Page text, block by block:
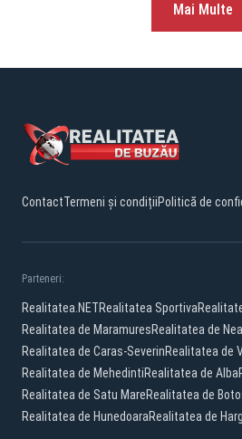
Mai Multe
ContactTermeni și condițiiPolitică de
Parteneri:
Realitatea.NETRealitatea Sportiva
Realitatea de MaramuresRealitatea de
Realitatea de Caras-SeverinRealitatea de
Realitatea de MehedintiRealitatea de Alba
Realitatea de Satu MareRealitatea de
Realitatea de HunedoaraRealitatea de